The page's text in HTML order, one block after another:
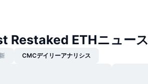
Restaked ETHニュース
CMCデイリーアナリシス